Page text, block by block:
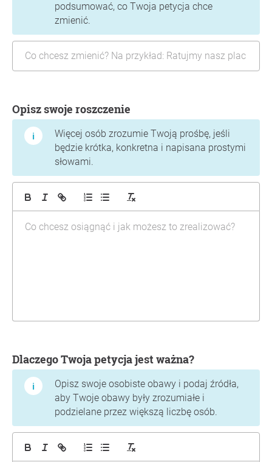
podsumować, co Twoja petycja chce
zmienić.
Opisz swoje roszczenie
Więcej osób zrozumie Twoją prośbę, jeśli
będzie krótka, konkretna i napisana prostymi
słowami.
Dlaczego Twoja petycja jest ważna?
Opisz swoje osobiste obawy i podaj źródła,
aby Twoje obawy były zrozumiałe i
podzielane przez większą liczbę osób.